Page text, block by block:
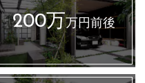
200万万円前後